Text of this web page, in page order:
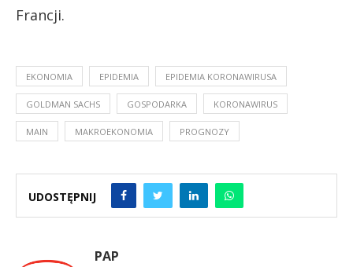
Francji.
EKONOMIA EPIDEMIA EPIDEMIA KORONAWIRUSA
GOLDMAN SACHS GOSPODARKA KORONAWIRUS
MAIN MAKROEKONOMIA PROGNOZY
UDOSTĘPNIJ
PAP